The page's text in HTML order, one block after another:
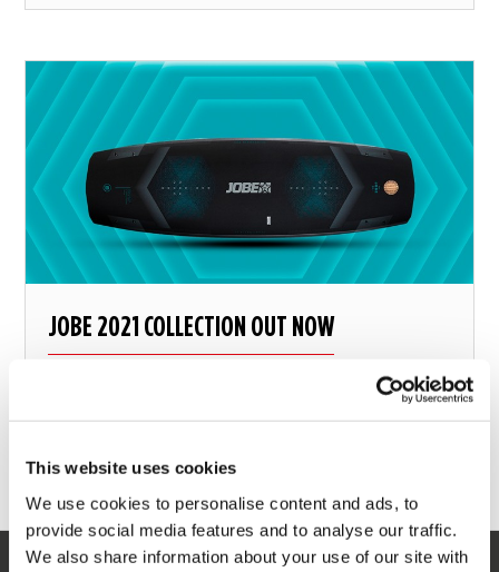
This website uses cookies
We use cookies to personalise content and ads, to
provide social media features and to analyse our traffic.
We also share information about your use of our site with
JOBE 2021 COLLECTION OUT NOW